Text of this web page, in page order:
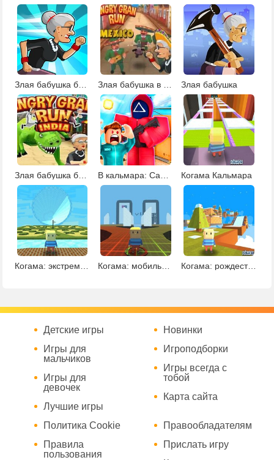
Злая бабушка бежит Злая бабушка в Мехико Злая бабушка
Злая бабушка бежит в Индии В кальмара: Сабвей Серф Когама Кальмара
Когама: экстремальные развлечения на льду Когама: мобильные игры Когама: рождественский паркур 2
Детские игры
Игры для
мальчиков
Игры для
девочек
Лучшие игры
Новинки
Игроподборки
Игры всегда с
тобой
Карта сайта
Политика Cookie
Правила
пользования
Правообладателям
Прислать игру